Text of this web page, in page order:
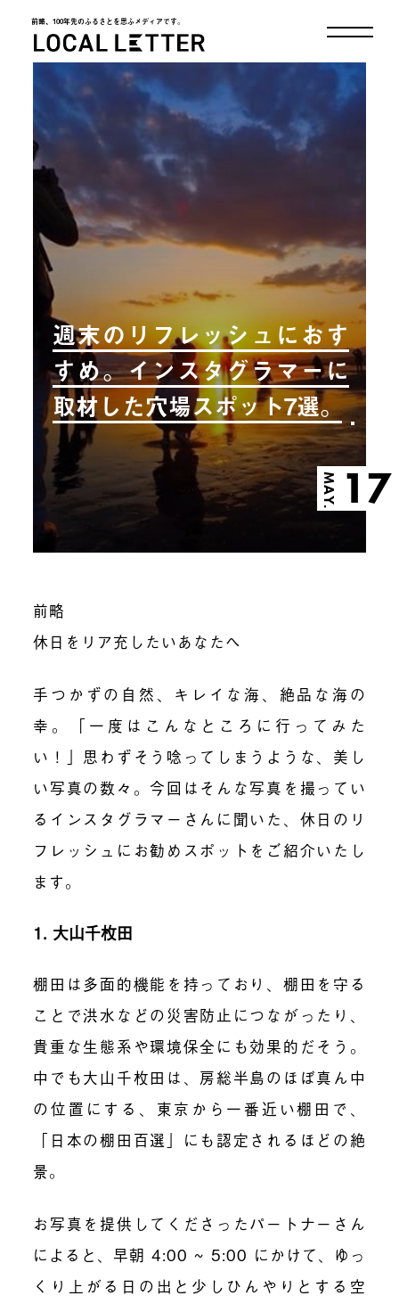
前略、100年先のふるさとを思ふメディアです。
LOCAL LETTER
週末のリフレッシュにおす
すめ。インスタグラマーに
取材した穴場スポット7選。
MAY. 17
前略
休日をリア充したいあなたへ
手つかずの自然、キレイな海、絶品な海の
幸。「一度はこんなところに行ってみた
い！」思わずそう唸ってしまうような、美し
い写真の数々。今回はそんな写真を撮ってい
るインスタグラマーさんに聞いた、休日のリ
フレッシュにお勧めスポットをご紹介いたし
ます。
1. 大山千枚田
棚田は多面的機能を持っており、棚田を守る
ことで洪水などの災害防止につながったり、
貴重な生態系や環境保全にも効果的だそう。
中でも大山千枚田は、房総半島のほぼ真ん中
の位置にする、東京から一番近い棚田で、
「日本の棚田百選」にも認定されるほどの絶
景。
お写真を提供してくださったパートナーさん
によると、早朝 4:00 ~ 5:00 にかけて、ゆっ
くり上がる日の出と少しひんやりとする空